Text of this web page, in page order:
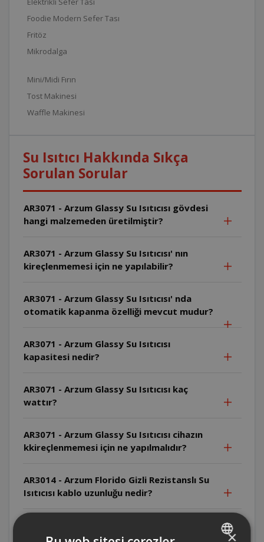
Foodie Modern Sefer Tası
Fritöz
Mikrodalga
Mini/Midi Fırın
Tost Makinesi
Waffle Makinesi
Su Isıtıcı Hakkında Sıkça
Sorulan Sorular
AR3071 - Arzum Glassy Su Isıtıcısı gövdesi
hangi malzemeden üretilmiştir?
AR3071 - Arzum Glassy Su Isıtıcısı' nın
kireçlenmemesi için ne yapılabilir?
AR3071 - Arzum Glassy Su Isıtıcısı' nda
otomatik kapanma özelliği mevcut mudur?
AR3071 - Arzum Glassy Su Isıtıcısı
kapasitesi nedir?
AR3071 - Arzum Glassy Su Isıtıcısı kaç
wattır?
AR3071 - Arzum Glassy Su Isıtıcısı cihazın
kkireçlenmemesi için ne yapılmalıdır?
AR3014 - Arzum Florido Gizli Rezistanslı Su
Isıtıcısı kablo uzunluğu nedir?
Isıtıcısı' nda kapak sabit midir?
×